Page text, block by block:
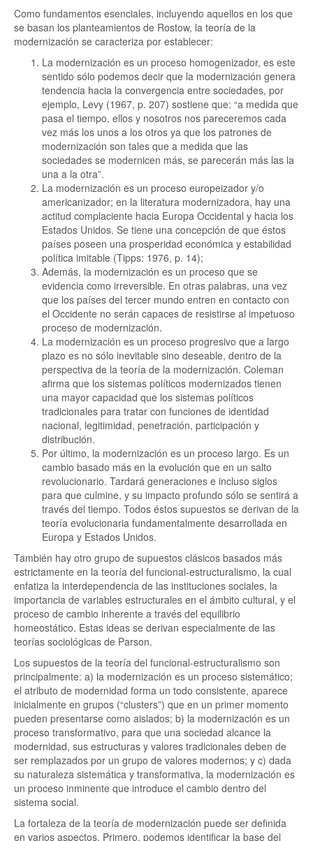
Como fundamentos esenciales, incluyendo aquellos en los que
se basan los planteamientos de Rostow, la teoría de la
modernización se caracteriza por establecer:
La modernización es un proceso homogenizador, es este
sentido sólo podemos decir que la modernización genera
tendencia hacia la convergencia entre sociedades, por
ejemplo, Levy (1967, p. 207) sostiene que: “a medida que
pasa el tiempo, ellos y nosotros nos pareceremos cada
vez más los unos a los otros ya que los patrones de
modernización son tales que a medida que las
sociedades se modernicen más, se parecerán más las la
una a la otra”.
La modernización es un proceso europeizador y/o
americanizador; en la literatura modernizadora, hay una
actitud complaciente hacia Europa Occidental y hacia los
Estados Unidos. Se tiene una concepción de que éstos
países poseen una prosperidad económica y estabilidad
política imitable (Tipps: 1976, p. 14);
Además, la modernización es un proceso que se
evidencia como irreversible. En otras palabras, una vez
que los países del tercer mundo entren en contacto con
el Occidente no serán capaces de resistirse al impetuoso
proceso de modernización.
La modernización es un proceso progresivo que a largo
plazo es no sólo inevitable sino deseable, dentro de la
perspectiva de la teoría de la modernización. Coleman
afirma que los sistemas políticos modernizados tienen
una mayor capacidad que los sistemas políticos
tradicionales para tratar con funciones de identidad
nacional, legitimidad, penetración, participación y
distribución.
Por último, la modernización es un proceso largo. Es un
cambio basado más en la evolución que en un salto
revolucionario. Tardará generaciones e incluso siglos
para que culmine, y su impacto profundo sólo se sentirá a
través del tiempo. Todos éstos supuestos se derivan de la
teoría evolucionaria fundamentalmente desarrollada en
Europa y Estados Unidos.
También hay otro grupo de supuestos clásicos basados más
estrictamente en la teoría del funcional-estructuralismo, la cual
enfatiza la interdependencia de las instituciones sociales, la
importancia de variables estructurales en el ámbito cultural, y el
proceso de cambio inherente a través del equilibrio
homeostático. Estas ideas se derivan especialmente de las
teorías sociológicas de Parson.
Los supuestos de la teoría del funcional-estructuralismo son
principalmente: a) la modernización es un proceso sistemático;
el atributo de modernidad forma un todo consistente, aparece
inicialmente en grupos (“clusters”) que en un primer momento
pueden presentarse como aislados; b) la modernización es un
proceso transformativo, para que una sociedad alcance la
modernidad, sus estructuras y valores tradicionales deben de
ser remplazados por un grupo de valores modernos; y c) dada
su naturaleza sistemática y transformativa, la modernización es
un proceso inminente que introduce el cambio dentro del
sistema social.
La fortaleza de la teoría de modernización puede ser definida
en varios aspectos. Primero, podemos identificar la base del